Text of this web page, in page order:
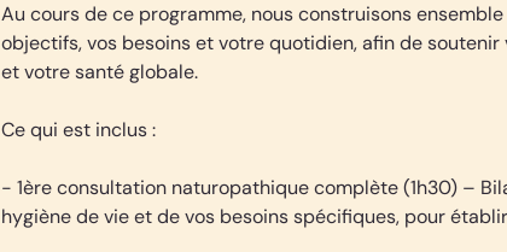
Au cours de ce programme, nous construisons
objectifs, vos besoins et votre quotidien, afin de
et votre santé globale.
Ce qui est inclus :
- 1ère consultation naturopathique complète (1h30) –
hygiène de vie et de vos besoins spécifiques, pour